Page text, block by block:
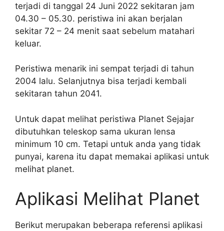
terjadi di tanggal 24 Juni 2022 sekitaran jam
04.30 – 05.30. peristiwa ini akan berjalan
sekitar 72 – 24 menit saat sebelum matahari
keluar.
Peristiwa menarik ini sempat terjadi di tahun
2004 lalu. Selanjutnya bisa terjadi kembali
sekitaran tahun 2041.
Untuk dapat melihat peristiwa Planet Sejajar
dibutuhkan teleskop sama ukuran lensa
minimum 10 cm. Tetapi untuk anda yang tidak
punyai, karena itu dapat memakai aplikasi untuk
melihat planet.
Aplikasi Melihat Planet
Berikut merupakan beberapa referensi aplikasi